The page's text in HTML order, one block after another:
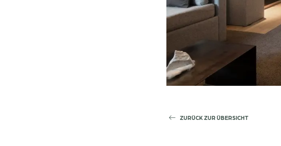
ZURÜCK ZUR ÜBERSICHT
Anrede
Familie
Vorname